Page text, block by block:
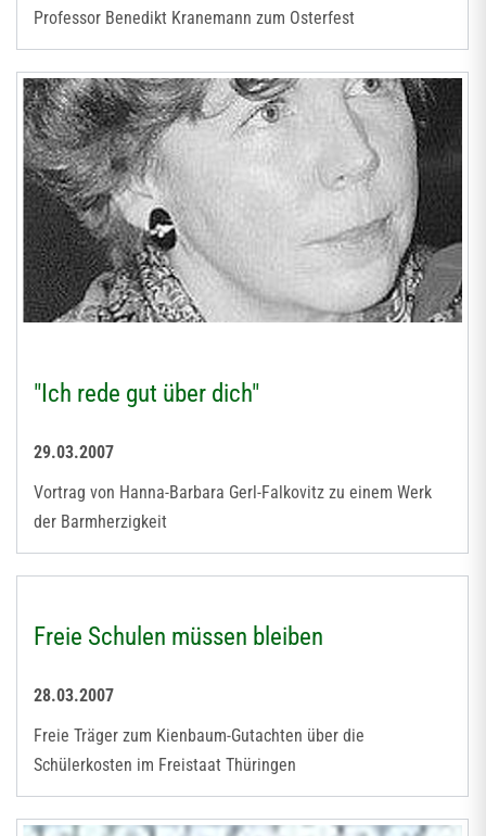
Professor Benedikt Kranemann zum Osterfest
"Ich rede gut über dich"
29.03.2007
Vortrag von Hanna-Barbara Gerl-Falkovitz zu einem Werk
der Barmherzigkeit
Freie Schulen müssen bleiben
28.03.2007
Freie Träger zum Kienbaum-Gutachten über die
Schülerkosten im Freistaat Thüringen